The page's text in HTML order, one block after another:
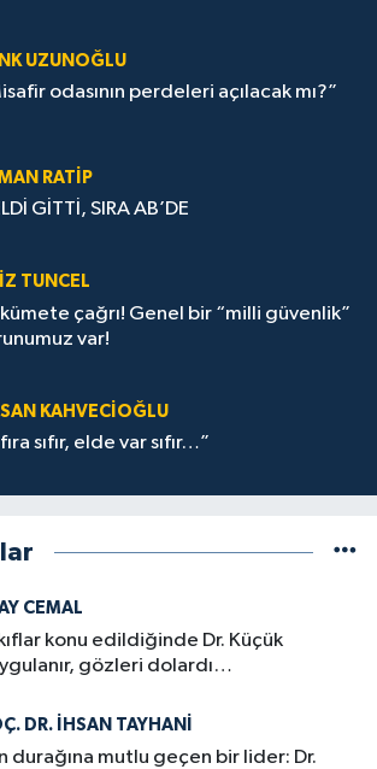
UZUNOĞLU
odasının perdeleri açılacak mı?”
RATİP
GİTTİ, SIRA AB’DE
TUNCEL
çağrı! Genel bir “milli güvenlik”
var!
KAHVECİOĞLU
sıfır, elde var sıfır…”
CEMAL
konu edildiğinde Dr. Küçük
gözleri dolardı…
DR. İHSAN TAYHANI
durağına mutlu geçen bir lider: Dr.